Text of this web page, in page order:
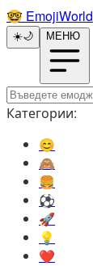
🤓️ EmojiWorld
☀️🌙 МЕНЮ
Категории:
😊️
🙈️
🍔️
⚽️
🚀️
💡️
❤️